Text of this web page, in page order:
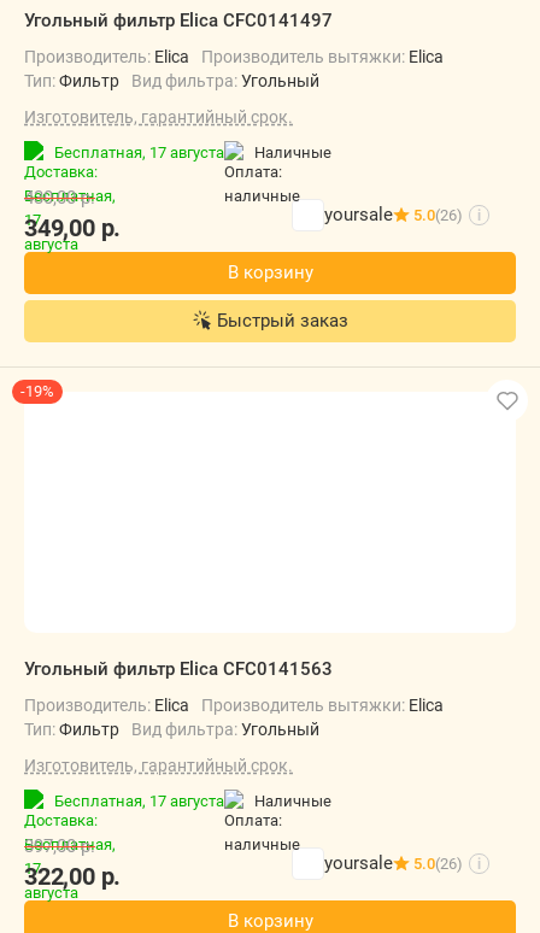
Угольный фильтр Elica CFC0141497
Производитель: Elica Производитель вытяжки: Elica
Тип:Фильтр Вид фильтра:Угольный
Изготовитель, гарантийный срок.
Бесплатная, 17 августа наличные
349,00р.
430,00р.
yoursale 5.0(26) i
В корзину
Быстрый заказ
-19%
Угольный фильтр Elica CFC0141563
Производитель: Elica Производитель вытяжки: Elica
Тип:Фильтр Вид фильтра:Угольный
Изготовитель, гарантийный срок.
Бесплатная, 17 августа наличные
322,00р.
397,00р.
yoursale 5.0(26) i
В корзину